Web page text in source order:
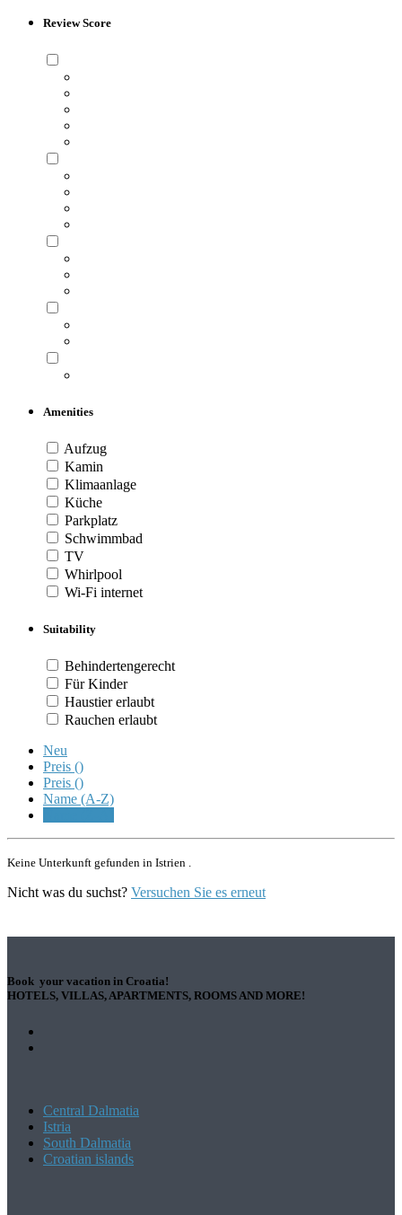
Review Score
Amenities
Aufzug
Kamin
Klimaanlage
Küche
Parkplatz
Schwimmbad
TV
Whirlpool
Wi-Fi internet
Suitability
Behindertengerecht
Für Kinder
Haustier erlaubt
Rauchen erlaubt
Neu
Preis ()
Preis ()
Name (A-Z)
Keine Unterkunft gefunden in Istrien .
Nicht was du suchst? Versuchen Sie es erneut
Book your vacation in Croatia!
HOTELS, VILLAS, APARTMENTS, ROOMS AND MORE!
Central Dalmatia
Istria
South Dalmatia
Croatian islands